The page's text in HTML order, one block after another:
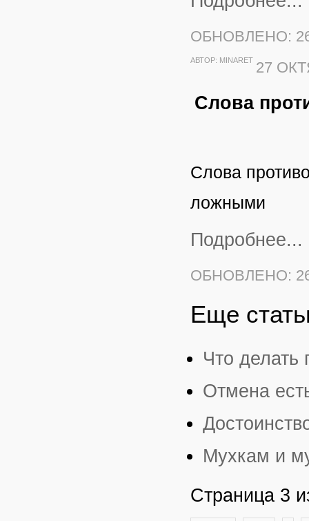
ОБНОВЛЕНО:
АВТОР: MINARET 27
Слова
Слова
ложными
Подробнее...
ОБНОВЛЕНО:
Еще
Что делать
Отмена
Мухкам и
Страница 3